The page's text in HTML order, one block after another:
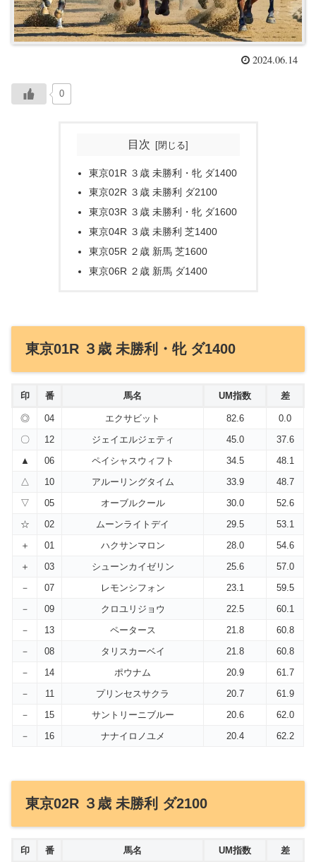
2024.06.14
0
目次
東京01R ３歳 未勝利・牝 ダ1400
東京02R ３歳 未勝利 ダ2100
東京03R ３歳 未勝利・牝 ダ1600
東京04R ３歳 未勝利 芝1400
東京05R ２歳 新馬 芝1600
東京06R ２歳 新馬 ダ1400
東京01R ３歳 未勝利・牝 ダ1400
印 番 馬名 UM指数 差
◎ 04 エクサビット 82.6
0.0
〇
12 ジェイエルジェティ 45.0
37.6
▲
06 ペイシャスウィフト 34.5
48.1
△
10 アルーリングタイム 33.9
48.7
▽
05 オーブルクール 30.0
52.6
☆
02 ムーンライトデイ 29.5
53.1
＋
01 ハクサンマロン 28.0
54.6
＋
03 シューンカイゼリン 25.6
57.0
－
07 レモンシフォン 23.1
59.5
－
09 クロユリジョウ 22.5
60.1
－
13 ペータース 21.8
60.8
－
08 タリスカーベイ 21.8
60.8
－
14 ポウナム 20.9
61.7
－
11 プリンセスサクラ 20.7
61.9
－
15 サントリーニブルー 20.6
62.0
－
16 ナナイロノユメ 20.4 62.2
東京02R ３歳 未勝利 ダ2100
印 番 馬名 UM指数 差